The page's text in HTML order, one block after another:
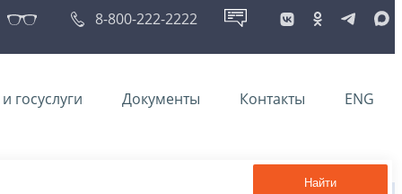
8-800-222-2222
госуслуги Документы Контакты ENG
Найти